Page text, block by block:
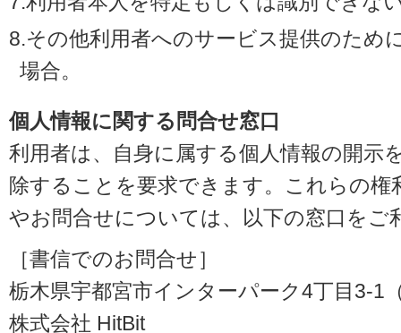
8.その他利用者へのサービス提供のため
場合。
個人情報に関する問合せ窓口
利用者は、自身に属する個人情報の開示
除することを要求できます。これらの権
やお問合せについては、以下の窓口をご
［書信でのお問合せ］
栃木県宇都宮市インターパーク4丁目3-1
株式会社 HitBit